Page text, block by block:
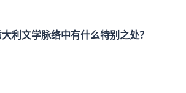
利文学脉络中有什么特别之处？